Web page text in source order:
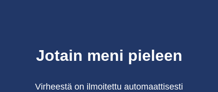
Jotain meni pieleen
Virheestä on ilmoitettu automaattisesti